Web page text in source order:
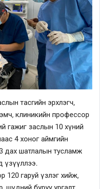
тасгийн эрхлэгч,
клиникийн профессор
гажиг заслын 10 хүний
4 хоног аймгийн
дах шатлалын тусламж
үзүүллээ.
120 гаруй үзлэг хийж,